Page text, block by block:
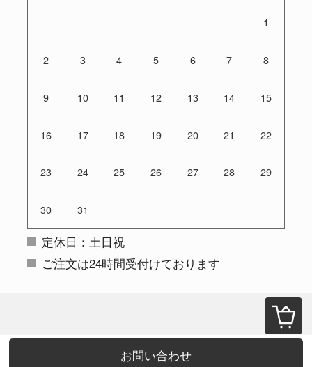
お問い合わせ
1
2 3 4 5 6 7 8
9 10 11 12 13 14 15
16 17 18 19 20 21 22
23 24 25 26 27 28 29
30 31
定休日：土日祝
ご注文は24時間受付けております